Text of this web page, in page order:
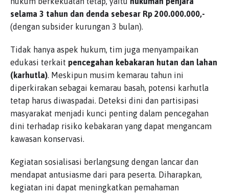
selama 3 tahun dan denda sebesar Rp 200.000.000,-
(dengan subsider kurungan 3 bulan).
Tidak hanya aspek hukum, tim juga menyampaikan
edukasi terkait pencegahan kebakaran hutan dan lahan
(karhutla). Meskipun musim kemarau tahun ini
diperkirakan sebagai kemarau basah, potensi karhutla
tetap harus diwaspadai. Deteksi dini dan partisipasi
masyarakat menjadi kunci penting dalam pencegahan
dini terhadap risiko kebakaran yang dapat mengancam
kawasan konservasi.
Kegiatan sosialisasi berlangsung dengan lancar dan
mendapat antusiasme dari para peserta. Diharapkan,
kegiatan ini dapat meningkatkan pemahaman